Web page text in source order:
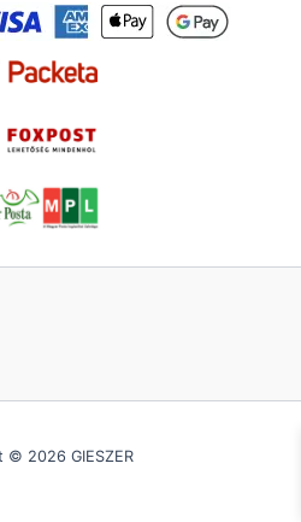
© 2026 GIESZER